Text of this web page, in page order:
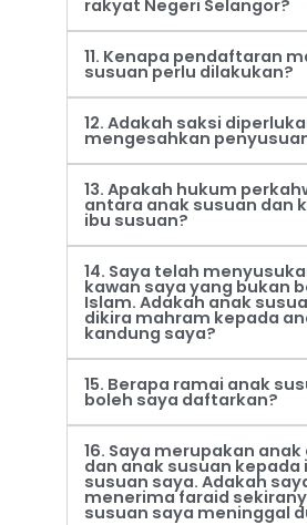
rakyat Negeri Selangor?
11. Kenapa pendaftaran
susuan perlu dilakukan?
12. Adakah saksi
mengesahkan
13. Apakah hukum
antara anak susuan dan
ibu susuan?
14. Saya telah
kawan saya yang bukan
Islam. Adakah anak
dikira mahram kepada
kandung saya?
15. Berapa ramai anak
boleh saya daftarkan?
16. Saya merupakan
dan anak susuan kepada
susuan saya. Adakah
menerima faraid
susuan saya meninggal